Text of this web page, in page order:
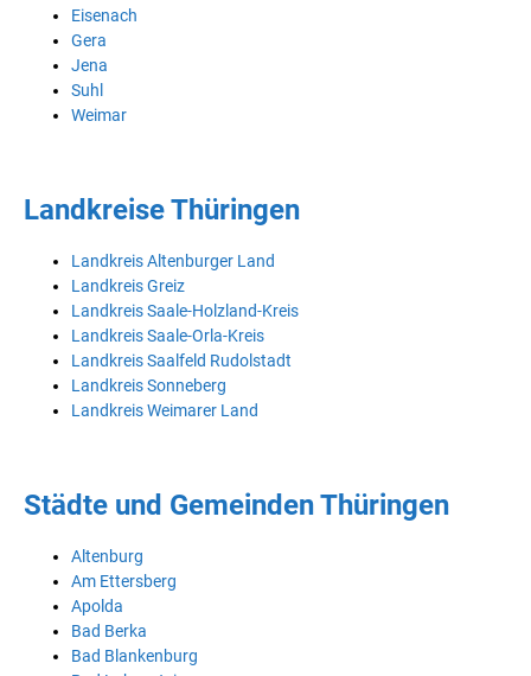
Eisenach
Gera
Jena
Suhl
Weimar
Landkreise Thüringen
Landkreis Altenburger Land
Landkreis Greiz
Landkreis Saale-Holzland-Kreis
Landkreis Saale-Orla-Kreis
Landkreis Saalfeld Rudolstadt
Landkreis Sonneberg
Landkreis Weimarer Land
Städte und Gemeinden Thüringen
Altenburg
Am Ettersberg
Apolda
Bad Berka
Bad Blankenburg